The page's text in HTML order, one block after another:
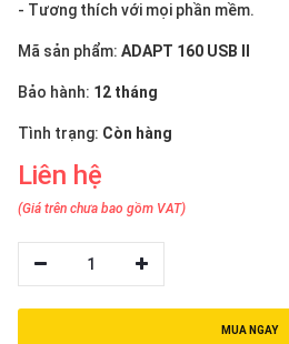
- Tương thích với mọi phần mềm.
Mã sản phẩm: ADAPT 160 USB II
Bảo hành: 12 tháng
Tình trạng: Còn hàng
Liên hệ
(Giá trên chưa bao gồm VAT)
1
MUA NGAY
việt
English